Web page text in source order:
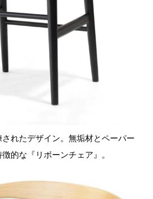
れたデザイン。無垢材とペーパー
的な『リボーンチェア』。